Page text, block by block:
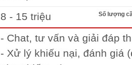
8 - 15 triệu Số lượng
- Chat, tư vấn và giải đáp
- Xử lý khiếu nại, đánh giá